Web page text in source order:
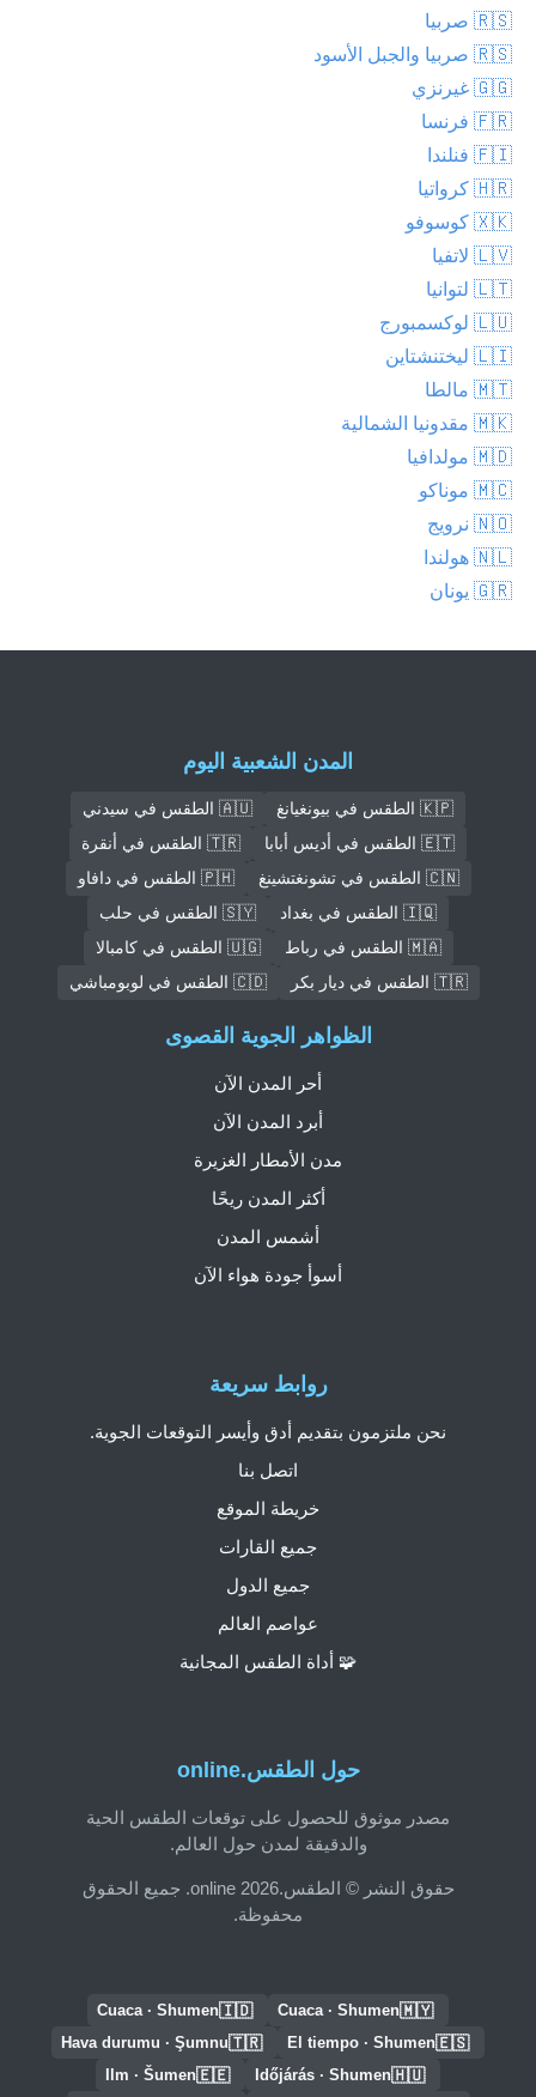
🇷🇸 صربيا
🇷🇸 صربيا والجبل الأسود
🇬🇬 غيرنزي
🇫🇷 فرنسا
🇫🇮 فنلندا
🇭🇷 كرواتيا
🇽🇰 كوسوفو
🇱🇻 لاتفيا
🇱🇹 لتوانيا
🇱🇺 لوكسمبورج
🇱🇮 ليختنشتاين
🇲🇹 مالطا
🇲🇰 مقدونيا الشمالية
🇲🇩 مولدافيا
🇲🇨 موناكو
🇳🇴 نرويج
🇳🇱 هولندا
🇬🇷 يونان
المدن الشعبية اليوم
🇰🇵 الطقس في بيونغيانغ
🇦🇺 الطقس في سيدني
🇪🇹 الطقس في أديس أبابا
🇹🇷 الطقس في أنقرة
🇨🇳 الطقس في تشونغتشينغ
🇵🇭 الطقس في دافاو
🇮🇶 الطقس في بغداد
🇸🇾 الطقس في حلب
🇲🇦 الطقس في رباط
🇺🇬 الطقس في كامبالا
🇹🇷 الطقس في ديار بكر
🇨🇩 الطقس في لوبومباشي
حول الطقس.online
مصدر موثوق للحصول على توقعات الطقس الحية
والدقيقة لمدن حول العالم.
حقوق النشر © الطقس.online 2026. جميع الحقوق
محفوظة.
روابط سريعة
نحن ملتزمون بتقديم أدق وأيسر التوقعات الجوية.
اتصل بنا
خريطة الموقع
جميع القارات
جميع الدول
عواصم العالم
🧩 أداة الطقس المجانية
الظواهر الجوية القصوى
أحر المدن الآن
أبرد المدن الآن
مدن الأمطار الغزيرة
أكثر المدن ريحًا
أشمس المدن
أسوأ جودة هواء الآن
🇲🇾
Cuaca · Shumen
🇮🇩
Cuaca · Shumen
🇪🇸
El tiempo · Shumen
🇹🇷
Hava durumu · Şumnu
🇭🇺
Időjárás · Shumen
🇪🇪
Ilm · Šumen